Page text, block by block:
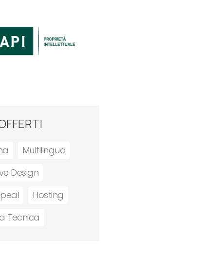
Multilingua
Design
Hosting
Tecnica